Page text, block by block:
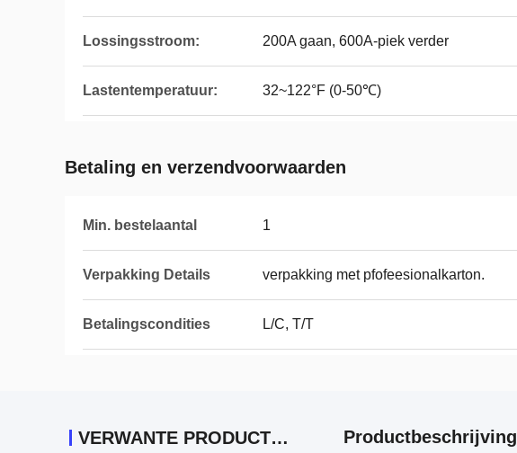
Lossingsstroom: 200A gaan, 600A-piek verder
Lastentemperatuur: 32~122°F (0-50℃)
Betaling en verzendvoorwaarden
Min. bestelaantal 1
Verpakking Details verpakking met pfofeesionalkarton.
Betalingscondities L/C, T/T
VERWANTE PRODUCTEN Productbeschrijving